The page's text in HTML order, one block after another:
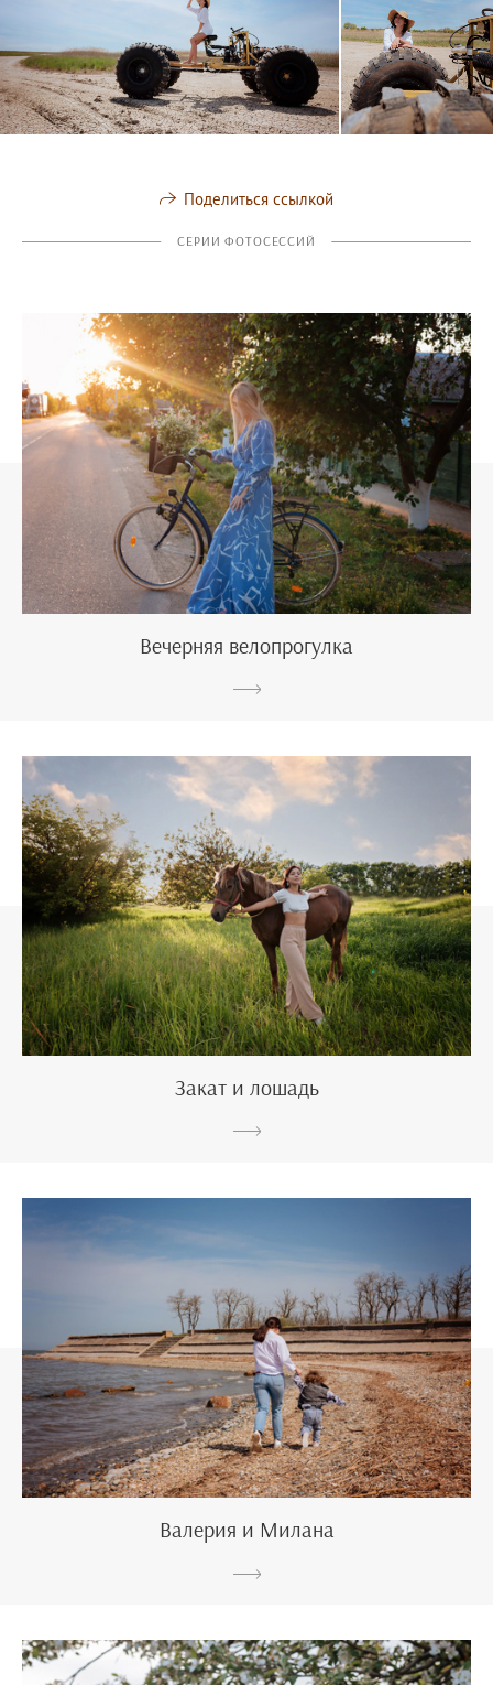
Поделиться ссылкой
СЕРИИ ФОТОСЕССИЙ
Вечерняя велопрогулка
Закат и лошадь
Валерия и Милана